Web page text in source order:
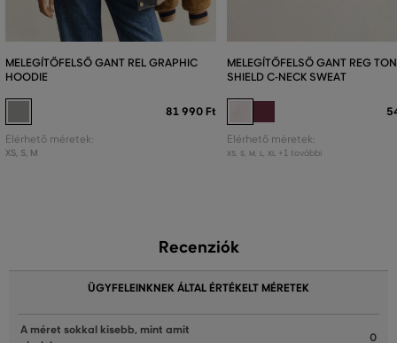
MELEGÍTŐFELSŐ GANT REL GRAPHIC
HOODIE
81 990 Ft
Elérhető méretek:
XS, S, M
MELEGÍTŐFELSŐ GANT REG
SHIELD C-NECK SWEAT
Elérhető méretek:
XS S M L XL +1 további
Recenziók
ÜGYFELEINKNEK ÁLTAL ÉRTÉKELT MÉRETEK
A méret sokkal kisebb, mint amit
0